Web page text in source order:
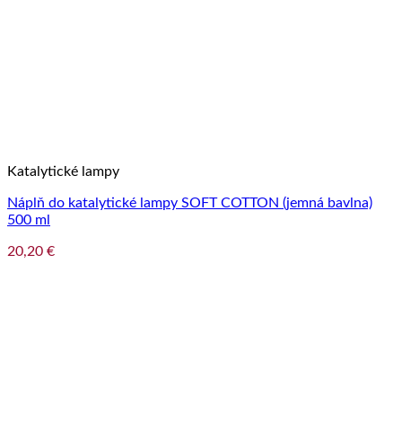
Katalytické lampy
Náplň do katalytické lampy SOFT COTTON (jemná bavlna)
500 ml
20,20 €